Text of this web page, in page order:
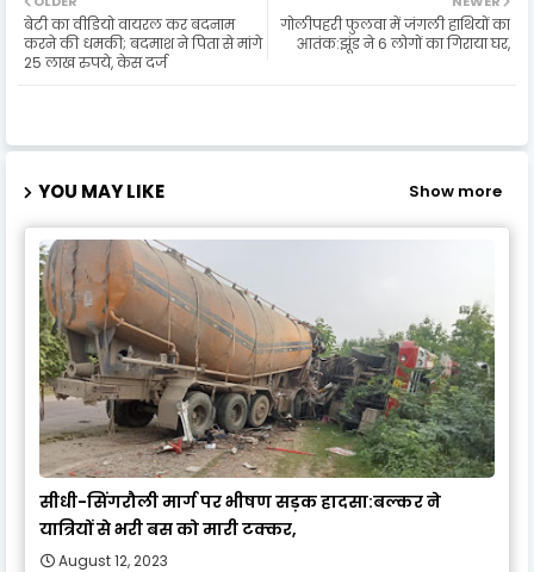
गोलीपहरी फुलवा में जंगली हाथियों का
आतंक:झूंड ने 6 लोगों का गिराया घर,
बेटी का वीडियो वायरल कर बदनाम
करने की धमकी; बदमाश ने पिता से मांगे
25 लाख रुपये, केस दर्ज
YOU MAY LIKE Show more
सीधी-सिंगरौली मार्ग पर भीषण सड़क हादसा:बल्कर ने
यात्रियों से भरी बस को मारी टक्कर,
August 12, 2023